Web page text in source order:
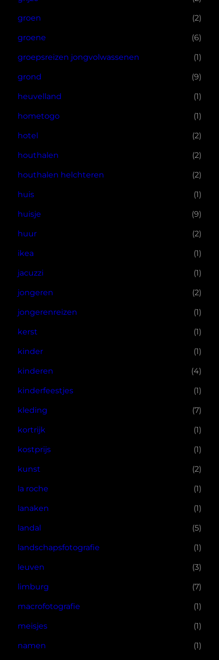
groen (2)
groene (6)
groepsreizen jongvolwassenen (1)
grond (9)
heuvelland (1)
hometogo (1)
hotel (2)
houthalen (2)
houthalen helchteren (2)
huis (1)
huisje (9)
huur (2)
ikea (1)
jacuzzi (1)
jongeren (2)
jongerenreizen (1)
kerst (1)
kinder (1)
kinderen (4)
kinderfeestjes (1)
kleding (7)
kortrijk (1)
kostprijs (1)
kunst (2)
la roche (1)
lanaken (1)
landal (5)
landschapsfotografie (1)
leuven (3)
limburg (7)
macrofotografie (1)
meisjes (1)
namen (1)